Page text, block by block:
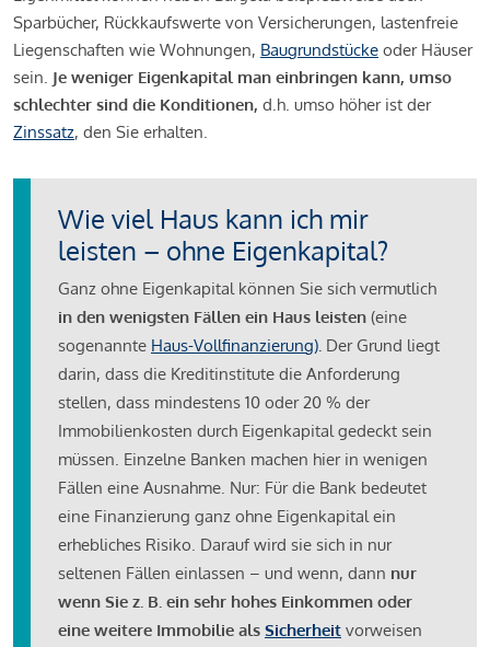
Sparbücher, Rückkaufswerte von Versicherungen, lastenfreie
Liegenschaften wie Wohnungen, Baugrundstücke oder Häuser
sein. Je weniger Eigenkapital man einbringen kann, umso
schlechter sind die Konditionen, d.h. umso höher ist der
Zinssatz, den Sie erhalten.
Wie viel Haus kann ich mir
leisten – ohne Eigenkapital?
Ganz ohne Eigenkapital können Sie sich vermutlich
in den wenigsten Fällen ein Haus leisten (eine
sogenannte Haus-Vollfinanzierung). Der Grund liegt
darin, dass die Kreditinstitute die Anforderung
stellen, dass mindestens 10 oder 20 % der
Immobilienkosten durch Eigenkapital gedeckt sein
müssen. Einzelne Banken machen hier in wenigen
Fällen eine Ausnahme. Nur: Für die Bank bedeutet
eine Finanzierung ganz ohne Eigenkapital ein
erhebliches Risiko. Darauf wird sie sich in nur
seltenen Fällen einlassen – und wenn, dann nur
wenn Sie z. B. ein sehr hohes Einkommen oder
eine weitere Immobilie als Sicherheit vorweisen